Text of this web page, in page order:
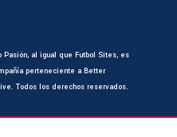
Pasión, al igual que Futbol Sites, es
perteneciente a Better
Todos los derechos reservados.